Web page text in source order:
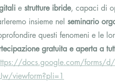
e strutture ibride, capaci di
insieme nel seminario
questi fenomeni e le
gratuita e aperta a
docs.google.com/forms/d/
viewform?pli=1